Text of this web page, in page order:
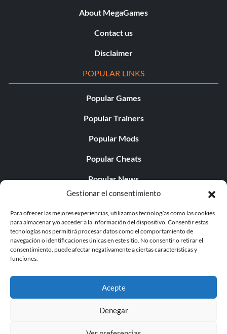
Gestionar el consentimiento
Para ofrecer las mejores experiencias, utilizamos tecnologías como las cookies
para almacenar y/o acceder a la información del dispositivo. Consentir estas
tecnologías nos permitirá procesar datos como el comportamiento de
navegación o identificaciones únicas en este sitio. No consentir o retirar el
consentimiento, puede afectar negativamente a ciertas características y
funciones.
Acepte
Denegar
About MegaGames
Contact us
Disclaimer
POPULAR LINKS
Popular Games
Popular Trainers
Popular Mods
Popular Cheats
Popular News
Popular Editorials
Popular Free Games
LATEST UPDATES
© 1998 - 2026 MegaGames.com All rights reserved